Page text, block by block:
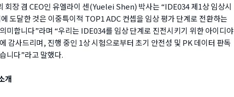
회장 겸 CEO인 유엘라이 센(Yuelei Shen) 박사는 “IDE034 제1상 임상시
도달한 것은 이중특이적 TOP1 ADC 컨셉을 임상 평가 단계로 전환하는
미합니다”라며 “우리는 IDE034를 임상 단계로 진전시키기 위한 아이디야
감사드리며, 진행 중인 1상 시험으로부터 초기 안전성 및 PK 데이터 판독
니다”라고 말했다.
개